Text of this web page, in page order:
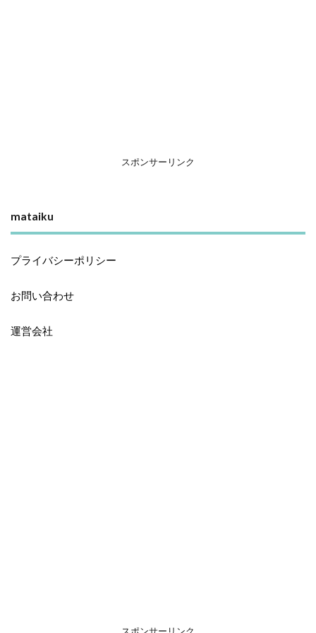
スポンサーリンク
mataiku
プライバシーポリシー
お問い合わせ
運営会社
スポンサーリンク